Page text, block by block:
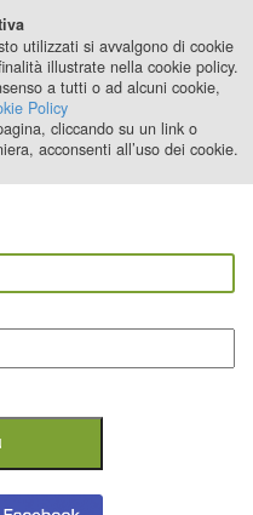
2024
utilizzati si avvalgono di cookie
illustrate nella cookie policy.
a tutti o ad alcuni cookie,
Policy
cliccando su un link o
acconsenti all’uso dei cookie.